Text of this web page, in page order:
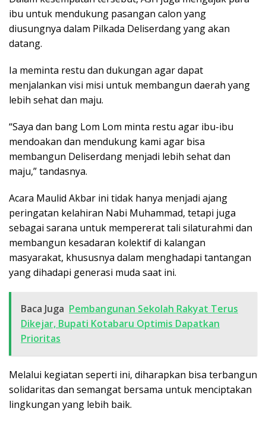
ibu untuk mendukung pasangan calon yang
diusungnya dalam Pilkada Deliserdang yang akan
datang.
Ia meminta restu dan dukungan agar dapat
menjalankan visi misi untuk membangun daerah yang
lebih sehat dan maju.
“Saya dan bang Lom Lom minta restu agar ibu-ibu
mendoakan dan mendukung kami agar bisa
membangun Deliserdang menjadi lebih sehat dan
maju,” tandasnya.
Acara Maulid Akbar ini tidak hanya menjadi ajang
peringatan kelahiran Nabi Muhammad, tetapi juga
sebagai sarana untuk mempererat tali silaturahmi dan
membangun kesadaran kolektif di kalangan
masyarakat, khususnya dalam menghadapi tantangan
yang dihadapi generasi muda saat ini.
Baca Juga Pembangunan Sekolah Rakyat Terus
Dikejar, Bupati Kotabaru Optimis Dapatkan
Prioritas
Melalui kegiatan seperti ini, diharapkan bisa terbangun
solidaritas dan semangat bersama untuk menciptakan
lingkungan yang lebih baik.